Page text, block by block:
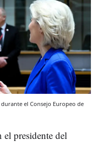
el Consejo Europeo de
el presidente del